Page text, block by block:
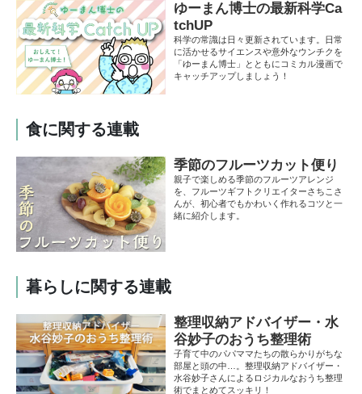
ゆーまん博士の最新科学Ca
tchUP
科学の常識は日々更新されています。日常
に活かせるサイエンスや意外なウンチクを
「ゆーまん博士」とともにコミカル漫画で
キャッチアップしましょう！
食に関する連載
季節のフルーツカット便り
親子で楽しめる季節のフルーツアレンジ
を、フルーツギフトクリエイターさちこさ
んが、初心者でもかわいく作れるコツと一
緒に紹介します。
暮らしに関する連載
整理収納アドバイザー・水
谷妙子のおうち整理術
子育て中のパパママたちの散らかりがちな
部屋と頭の中…。整理収納アドバイザー・
水谷妙子さんによるロジカルなおうち整理
術でまとめてスッキリ！